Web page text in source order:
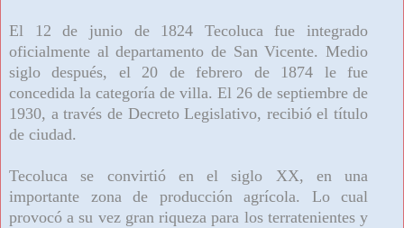
El 12 de junio de 1824 Tecoluca fue integrado
oficialmente al departamento de San Vicente. Medio
siglo después, el 20 de febrero de 1874 le fue
concedida la categoría de villa. El 26 de septiembre de
1930, a través de Decreto Legislativo, recibió el título
de ciudad.
Tecoluca se convirtió en el siglo XX, en una
importante zona de producción agrícola. Lo cual
provocó a su vez gran riqueza para los terratenientes y